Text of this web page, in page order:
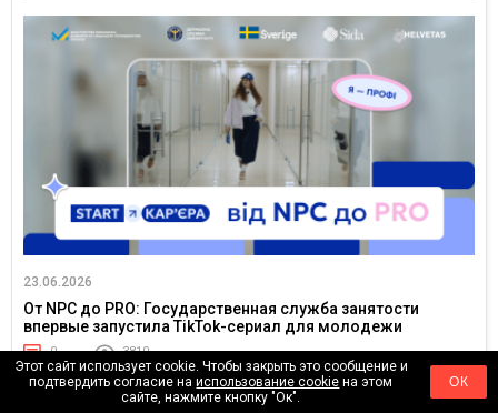
23.06.2026
От NPC до PRO: Государственная служба занятости
впервые запустила TikTok-сериал для молодежи
0 3810
Этот сайт использует cookie. Чтобы закрыть это сообщение и
подтвердить согласие наиспользование cookie на этом
сайте, нажмите кнопку "Ок".
ОК